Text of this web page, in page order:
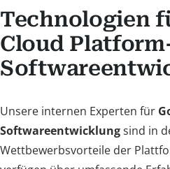
Technologien
Cloud
Unsere internen Experten für
Softwareentwicklungsind in
Wettbewerbsvorteile der